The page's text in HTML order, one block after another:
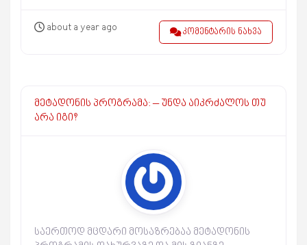
about a year ago კომენტარის ნახვა
მეტადონის პროგრამა: – უნდა აიკრძალოს თუ
არა იგი?
საერთოდ მცდარი მოსაზრებაა მეტადონის